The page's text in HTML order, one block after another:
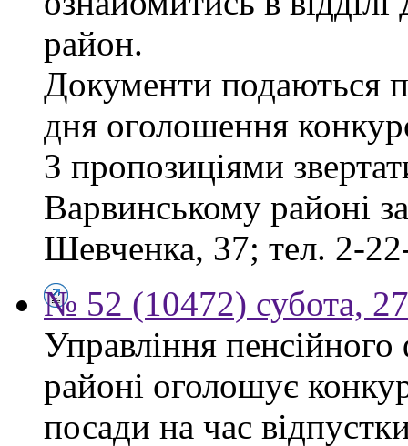
район.
Документи подаються
дня оголошення
З пропозиціями
Варвинському районі
Шевченка, 37; тел. 2-
№ 52 (10472) субота,
Управління
районі оголошує
посади на час